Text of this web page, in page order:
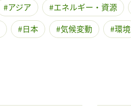
アジア エネルギー・資源
日本 気候変動 環境